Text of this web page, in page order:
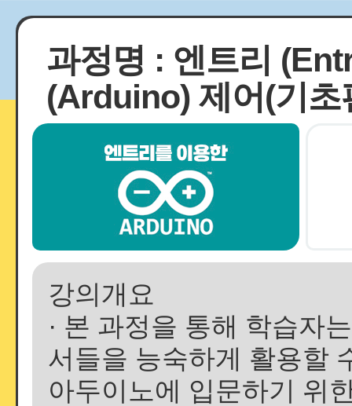
과정명 : 엔트리
(Arduino) 제어(기초
강의개요
· 본 과정을 통해 학습자
서들을 능숙하게 활용할
아두이노에 입문하기 위